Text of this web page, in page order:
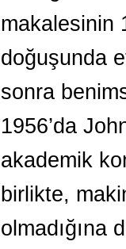
makalesinin
doğuşunda
sonra
1956’da
akademik
birlikte,
olmadığına